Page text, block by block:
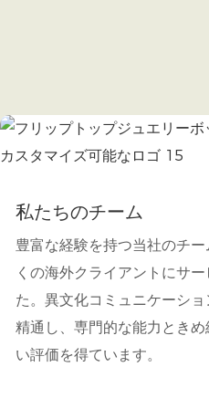
私たちのチーム
豊富な経験を持つ当社のチ
くの海外クライアントにサ
た。異文化コミュニケーシ
精通し、専門的な能力とき
い評価を得ています。